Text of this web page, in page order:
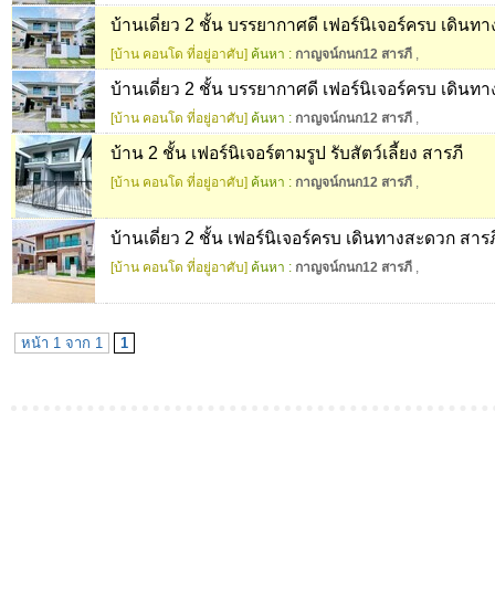
บ้านเดี่ยว 2 ชั้น บรรยากาศดี เฟอร์นิเจอร์ครบ เดินท
[บ้าน คอนโด ที่อยู่อาศับ] ค้นหา : กาญจน์กนก12 สารภี ,
บ้านเดี่ยว 2 ชั้น บรรยากาศดี เฟอร์นิเจอร์ครบ เดินท
[บ้าน คอนโด ที่อยู่อาศับ] ค้นหา : กาญจน์กนก12 สารภี ,
บ้าน 2 ชั้น เฟอร์นิเจอร์ตามรูป รับสัตว์เลี้ยง สารภี
[บ้าน คอนโด ที่อยู่อาศับ] ค้นหา : กาญจน์กนก12 สารภี ,
บ้านเดี่ยว 2 ชั้น เฟอร์นิเจอร์ครบ เดินทางสะดวก สาร
[บ้าน คอนโด ที่อยู่อาศับ] ค้นหา : กาญจน์กนก12 สารภี ,
หน้า 1 จาก 1 1